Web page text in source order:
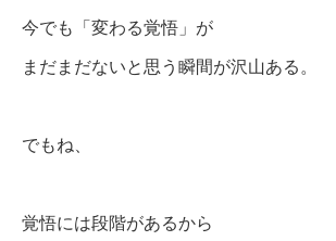
今でも「変わる覚悟」が
まだまだないと思う瞬間が沢山ある。
でもね、
覚悟には段階があるから